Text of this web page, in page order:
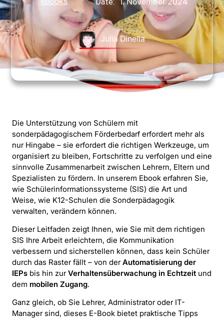
Julia Dinella
Die Unterstützung von Schülern mit
sonderpädagogischem Förderbedarf erfordert mehr als
nur Hingabe – sie erfordert die richtigen Werkzeuge, um
organisiert zu bleiben, Fortschritte zu verfolgen und eine
sinnvolle Zusammenarbeit zwischen Lehrern, Eltern und
Spezialisten zu fördern. In unserem Ebook erfahren Sie,
wie Schülerinformationssysteme (SIS) die Art und
Weise, wie K12-Schulen die Sonderpädagogik
verwalten, verändern können.
Dieser Leitfaden zeigt Ihnen, wie Sie mit dem richtigen
SIS Ihre Arbeit erleichtern, die Kommunikation
verbessern und sicherstellen können, dass kein Schüler
durch das Raster fällt – von derAutomatisierung der
IEPs bis hin zurVerhaltensüberwachung in Echtzeit und
dem mobilen Zugang.
Ganz gleich, ob Sie Lehrer, Administrator oder IT-
Manager sind, dieses E-Book bietet praktische Tipps